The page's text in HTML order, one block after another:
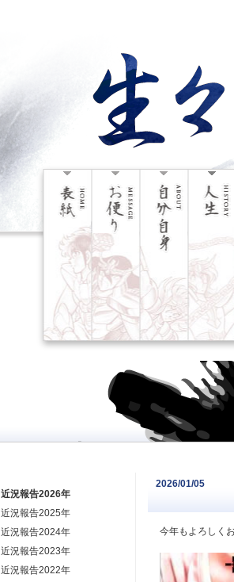
近況報告2026年
近況報告2025年
近況報告2024年
近況報告2023年
近況報告2022年
2026/01/05
今年もよろしく